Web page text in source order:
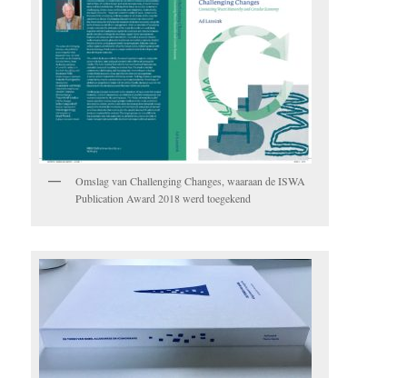
Omslag van Challenging Changes, waaraan de ISWA
Publication Award 2018 werd toegekend